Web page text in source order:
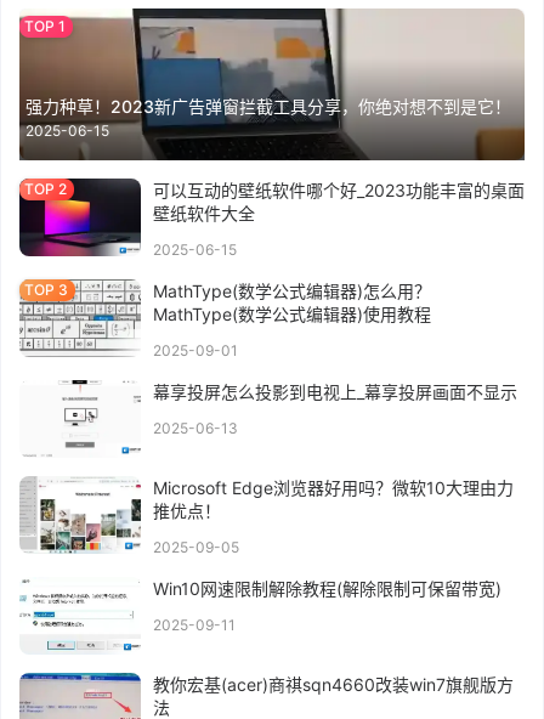
强力种草！2023新广告弹窗拦截工具分享，你绝对想不到是它！
2025-06-15
可以互动的壁纸软件哪个好_2023功能丰富的桌面
壁纸软件大全
2025-06-15
MathType(数学公式编辑器)怎么用？
MathType(数学公式编辑器)使用教程
2025-09-01
幕享投屏怎么投影到电视上_幕享投屏画面不显示
2025-06-13
Microsoft Edge浏览器好用吗？微软10大理由力
推优点！
2025-09-05
Win10网速限制解除教程(解除限制可保留带宽)
2025-09-11
教你宏基(acer)商祺sqn4660改装win7旗舰版方
法